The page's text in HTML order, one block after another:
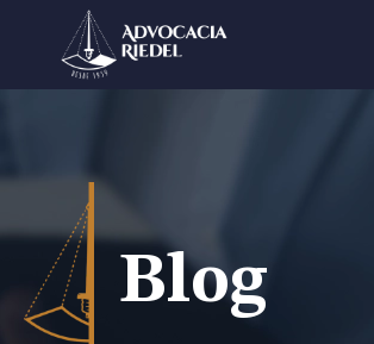
Blog